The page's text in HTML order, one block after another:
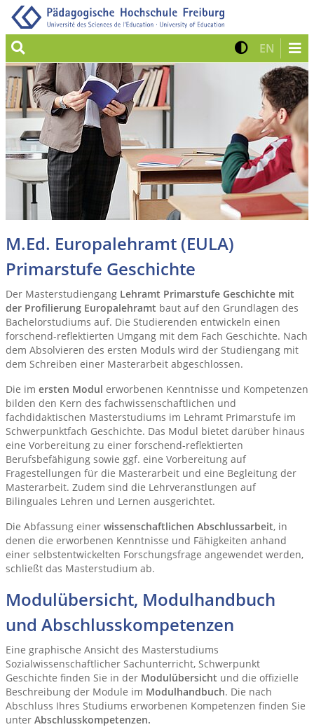
Suche Kontrast
EN Zur
M.Ed. Europalehramt (EULA)
Primarstufe Geschichte
Der Masterstudiengang Lehramt Primarstufe Geschichte mit
der Profilierung Europalehramt baut auf den Grundlagen des
Bachelorstudiums auf. Die Studierenden entwickeln einen
forschend-reflektierten Umgang mit dem Fach Geschichte. Nach
dem Absolvieren des ersten Moduls wird der Studiengang mit
dem Schreiben einer Masterarbeit abgeschlossen.
Die im ersten Modul erworbenen Kenntnisse und Kompetenzen
bilden den Kern des fachwissenschaftlichen und
fachdidaktischen Masterstudiums im Lehramt Primarstufe im
Schwerpunktfach Geschichte. Das Modul bietet darüber hinaus
eine Vorbereitung zu einer forschend-reflektierten
Berufsbefähigung sowie ggf. eine Vorbereitung auf
Fragestellungen für die Masterarbeit und eine Begleitung der
Masterarbeit. Zudem sind die Lehrveranstlungen auf
Bilinguales Lehren und Lernen ausgerichtet.
Die Abfassung einer wissenschaftlichen Abschlussarbeit, in
denen die erworbenen Kenntnisse und Fähigkeiten anhand
einer selbstentwickelten Forschungsfrage angewendet werden,
schließt das Masterstudium ab.
Modulübersicht, Modulhandbuch
und Abschlusskompetenzen
Eine graphische Ansicht des Masterstudiums
Sozialwissenschaftlicher Sachunterricht, Schwerpunkt
Geschichte finden Sie in der Modulübersicht und die offizielle
Beschreibung der Module im Modulhandbuch. Die nach
Abschluss Ihres Studiums erworbenen Kompetenzen finden Sie
unter Abschlusskompetenzen.